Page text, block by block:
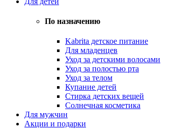
По назначению
Kabrita детское питание
Для младенцев
Уход за детскими волосами
Уход за полостью рта
Уход за телом
Купание детей
Стирка детских вещей
Солнечная косметика
Для мужчин
Акции и подарки